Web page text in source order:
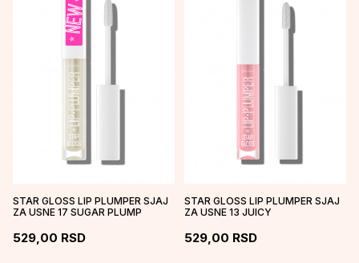
STAR GLOSS LIP PLUMPER SJAJ
ZA USNE 17 SUGAR PLUMP
529,00 RSD
STAR GLOSS LIP PLUMPER SJAJ
ZA USNE 13 JUICY
529,00 RSD